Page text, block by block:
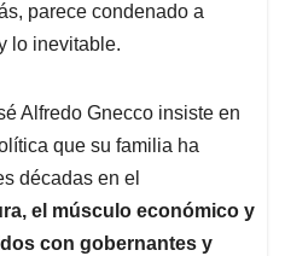
parece condenado a
lo inevitable.
Alfredo Gnecco insiste en
que su familia ha
décadas en el
el músculo económico y
con gobernantes y